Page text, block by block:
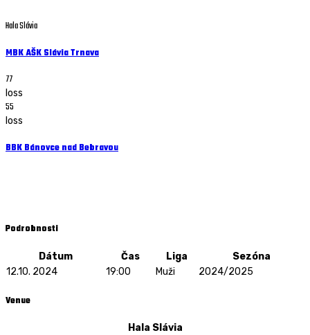
Hala Slávia
MBK AŠK Slávia Trnava
77
loss
55
loss
BBK Bánovce nad Bebravou
Podrobnosti
Dátum Čas Liga
Sezóna
12.10. 2024
19:00 Muži 2024/2025
Venue
Hala Slávia